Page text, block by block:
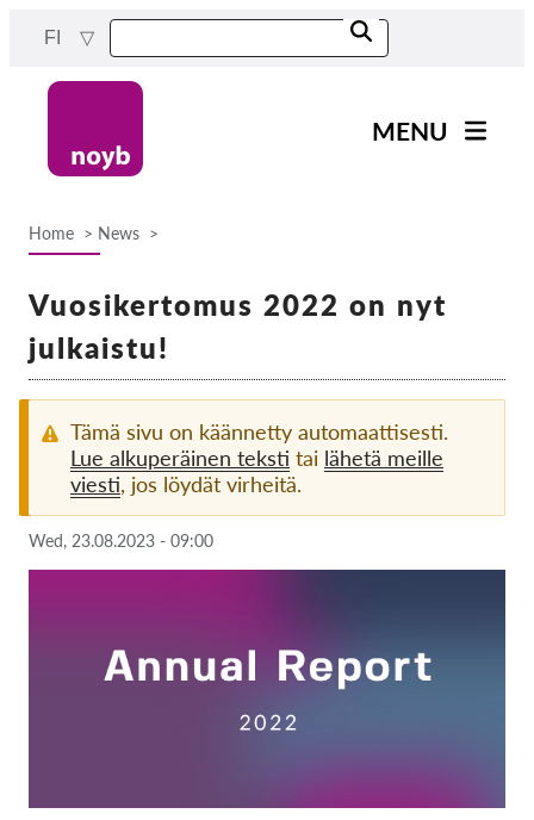
content
FI
MENU
Projektit
Exercise your rights!
Sponsorointi
Home News
Vuosikertomus 2022 on nyt
julkaistu!
Tämä sivu on käännetty automaattisesti.
Lue alkuperäinen teksti tai lähetä meille
viesti, jos löydät virheitä.
Wed, 23.08.2023 - 09:00